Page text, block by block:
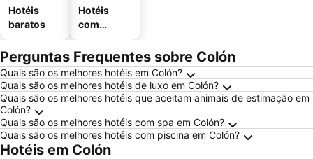
Hotéis
baratos
Hotéis
com
Perguntas Frequentes sobre Colón
Quais são os melhores hotéis em Colón?
Quais são os melhores hotéis de luxo em Colón?
Quais são os melhores hotéis que aceitam animais de estimação em
Colón?
Quais são os melhores hotéis com spa em Colón?
Quais são os melhores hotéis com piscina em Colón?
Hotéis em Colón